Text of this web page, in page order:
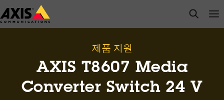
주
요
open
제품 지원
AXIS T8607 Media
Converter Switch 24 V